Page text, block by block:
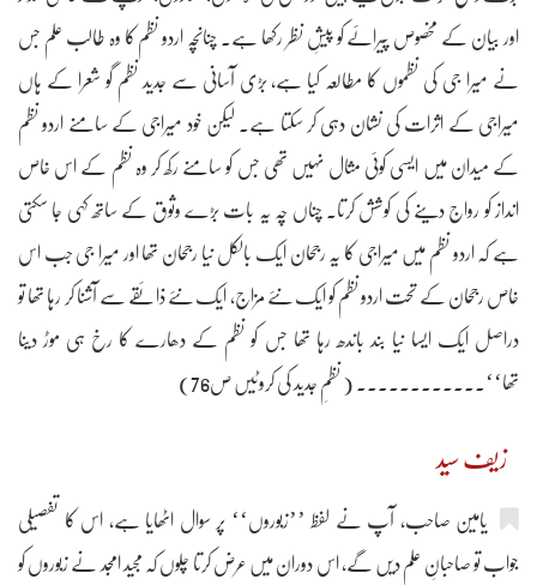
اور بیان کے مخصوص پیرائے کو پیشِ نظر رکھا ہے۔ چنانچہ اردو نظم کا وہ طالب علم جس
نے میرا جی کی نظموں کا مطالعہ کیا ہے، بڑی آسانی سے جدید نظم گو شعرا کے ہاں
میراجی کے اثرات کی نشان دہی کر سکتا ہے۔ لیکن خود میراجی کے سامنے اردو نظم
کے میدان میں ایسی کوئی مثال نہیں تھی جس کو سامنے رکھ کر وہ نظم کے اس خاص
انداز کو رواج دینے کی کوشش کرتا۔ چناں چہ یہ بات بڑے وثوق کے ساتھ کہی جا سکتی
ہے کہ اردو نظم میں میراجی کا یہ رجحان ایک بالکل نیا رجحان تھا اور میرا جی جب اس
خاص رجحان کے تحت اردو نظم کو ایک نئے مزاج، ایک نئے ذائقے سے آشنا کر رہا تھا تو
دراصل ایک ایسا نیا بند باندھ رہا تھا جس کو نظم کے دھارے کا رخ ہی موڑ دینا
تھا‘‘۔۔۔۔۔۔۔۔۔۔۔۔ ( نظمِ جدید کی کروٹیں ص76)
زیف سید
یامین صاحب، آپ نے لفظ ’’زبوروں‘‘ پر سوال اٹھایا ہے، اس کا تفصیلی
جواب تو صاحبانِ علم دیں گے، اس دوران میں عرض کرتا چلوں کہ مجید امجد نے زبوروں کو